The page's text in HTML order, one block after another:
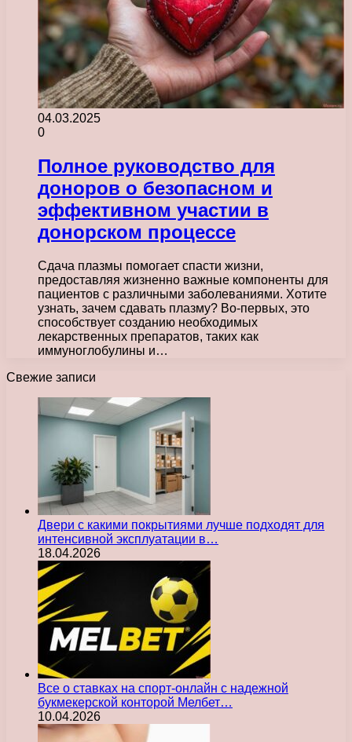
04.03.2025
0
Полное руководство для
доноров о безопасном и
эффективном участии в
донорском процессе
Сдача плазмы помогает спасти жизни,
предоставляя жизненно важные компоненты для
пациентов с различными заболеваниями. Хотите
узнать, зачем сдавать плазму? Во-первых, это
способствует созданию необходимых
лекарственных препаратов, таких как
иммуноглобулины и…
Свежие записи
Двери с какими покрытиями лучше подходят для
интенсивной эксплуатации в…
18.04.2026
Все о ставках на спорт-онлайн с надежной
букмекерской конторой Мелбет…
10.04.2026